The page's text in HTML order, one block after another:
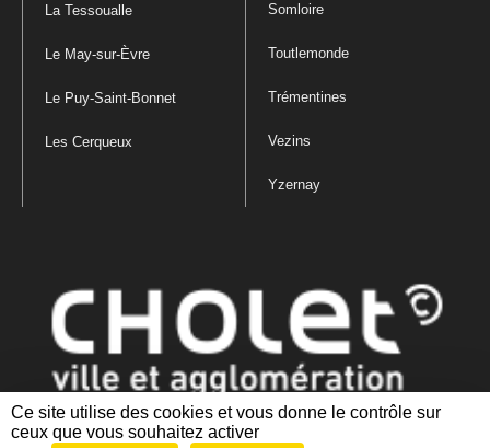
Ce site utilise des cookies et vous donne le contrôle sur
ceux que vous souhaitez activer
La Tessoualle
Le May-sur-Èvre
Le Puy-Saint-Bonnet
Les Cerqueux
Somloire
Toutlemonde
Trémentines
Vezins
Yzernay
Mentions légales|Politique de confidentialité